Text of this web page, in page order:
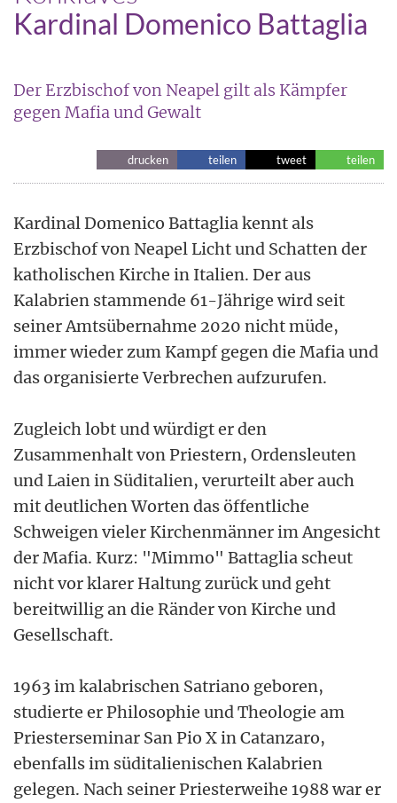
Kardinal Domenico Battaglia
Der Erzbischof von Neapel gilt als Kämpfer
gegen Mafia und Gewalt
drucken teilen tweet teilen
Kardinal Domenico Battaglia kennt als
Erzbischof von Neapel Licht und Schatten der
katholischen Kirche in Italien. Der aus
Kalabrien stammende 61-Jährige wird seit
seiner Amtsübernahme 2020 nicht müde,
immer wieder zum Kampf gegen die Mafia und
das organisierte Verbrechen aufzurufen.
Zugleich lobt und würdigt er den
Zusammenhalt von Priestern, Ordensleuten
und Laien in Süditalien, verurteilt aber auch
mit deutlichen Worten das öffentliche
Schweigen vieler Kirchenmänner im Angesicht
der Mafia. Kurz: "Mimmo" Battaglia scheut
nicht vor klarer Haltung zurück und geht
bereitwillig an die Ränder von Kirche und
Gesellschaft.
1963 im kalabrischen Satriano geboren,
studierte er Philosophie und Theologie am
Priesterseminar San Pio X in Catanzaro,
ebenfalls im süditalienischen Kalabrien
gelegen. Nach seiner Priesterweihe 1988 war er